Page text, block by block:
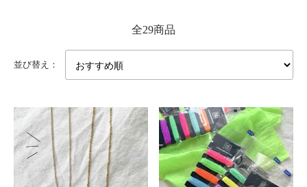
全29商品
並び替え：